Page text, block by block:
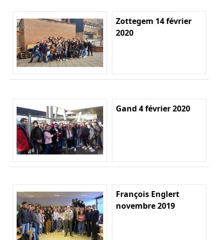
Zottegem 14 février
2020
Gand 4 février 2020
François Englert
novembre 2019